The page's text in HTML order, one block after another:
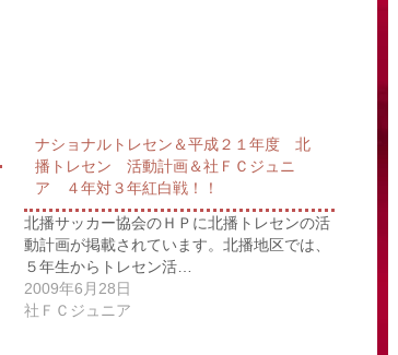
ナショナルトレセン＆平成２１年度 北
播トレセン 活動計画＆社ＦＣジュニ
ア ４年対３年紅白戦！！
北播サッカー協会のＨＰに北播トレセンの活
動計画が掲載されています。北播地区では、
５年生からトレセン活…
2009年6月28日
社ＦＣジュニア